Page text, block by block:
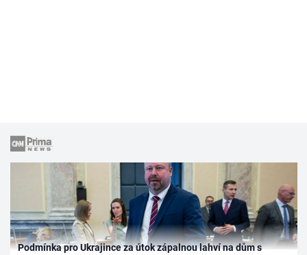
Podmínka pro Ukrajince za útok zápalnou lahví na dům s